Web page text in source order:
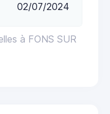
à FONS SUR
02/07/2024